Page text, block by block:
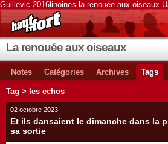
Guillevic 2016linoines la renouée aux oiseaux
La renouée aux oiseaux
Notes Catégories Archives Tags
Tag > les echos
02 octobre 2023
Et ils dansaient le dimanche dans la
sa sortie